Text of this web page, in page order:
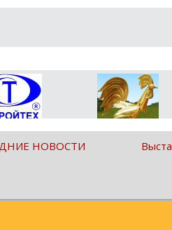
НОВОСТИ